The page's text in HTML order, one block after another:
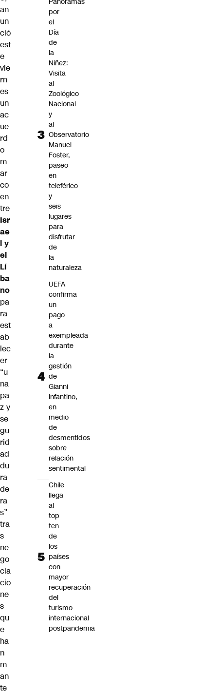
an
un
ció
est
e
vie
rn
es
un
ac
ue
rd
o
m
ar
co
en
tre
Isr
ae
l y
el
Lí
ba
no
pa
ra
est
ab
lec
er
“u
na
pa
z y
se
gu
rid
ad
du
ra
de
ra
s”
tra
s
ne
go
cia
cio
ne
s
qu
e
ha
n
m
an
te
por
el
Día
de
la
Niñez:
Visita
al
Zoológico
Nacional
y
al
Observatorio
Manuel
Foster,
paseo
en
teleférico
y
seis
lugares
para
disfrutar
de
la
naturaleza
UEFA
confirma
un
pago
a
exempleada
durante
la
gestión
de
Gianni
Infantino,
en
medio
de
desmentidos
sobre
relación
sentimental
Chile
llega
al
top
ten
de
los
países
con
mayor
recuperación
del
turismo
internacional
postpandemia